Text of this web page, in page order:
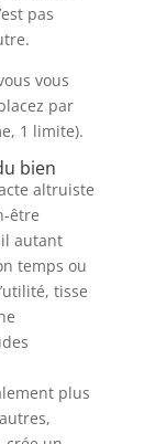
pas
vous
par
1 limite).
bien
altruiste
être
autant
temps ou
tisse
plus